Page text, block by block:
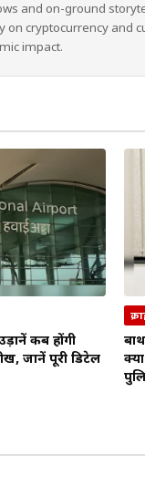
and on-ground
cryptocurrency and
impact.
कब होंगी
जानें पूरी डिटेल